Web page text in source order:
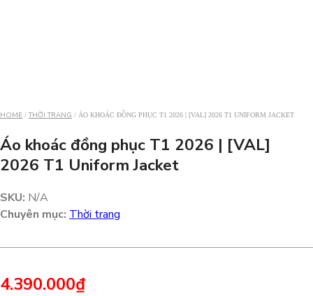
HOME /THỜI TRANG / ÁO KHOÁC ĐỒNG PHỤC T1 2026 | [VAL] 2026 T1 UNIFORM JACKET
Áo khoác đồng phục T1 2026 | [VAL]
2026 T1 Uniform Jacket
SKU: N/A
Chuyên mục: Thời trang
4.390.000₫